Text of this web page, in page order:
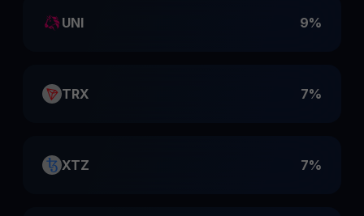
UNI 9%
TRX 7%
XTZ 7%